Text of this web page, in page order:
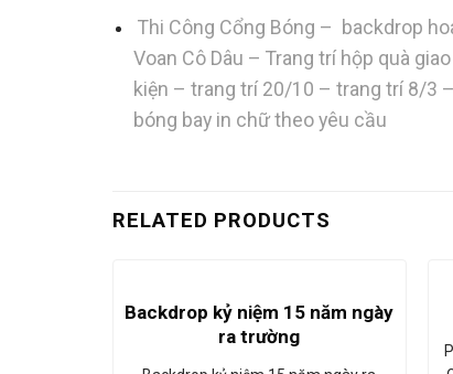
Thi Công Cổng Bóng – backdrop
Voan Cô Dâu – Trang trí hộp quà
kiện – trang trí 20/10 – trang trí 8/3
bóng bay in chữ theo yêu cầu
RELATED PRODUCTS
Backdrop kỷ niệm 15 năm ngày
ra trường